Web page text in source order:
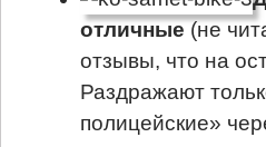
отличные(не
отзывы, что на
Раздражают
полицейские»